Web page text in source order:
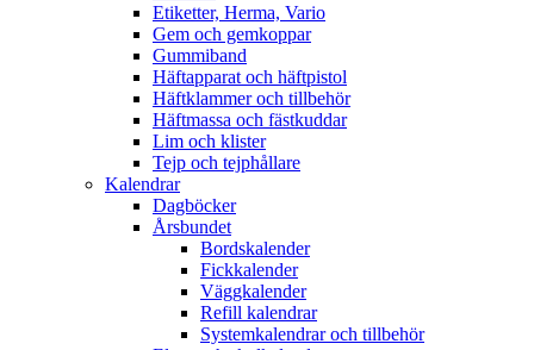
Etiketter, Herma, Vario
Gem och gemkoppar
Gummiband
Häftapparat och häftpistol
Häftklammer och tillbehör
Häftmassa och fästkuddar
Lim och klister
Tejp och tejphållare
Kalendrar
Dagböcker
Årsbundet
Bordskalender
Fickkalender
Väggkalender
Refill kalendrar
Systemkalendrar och tillbehör